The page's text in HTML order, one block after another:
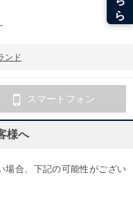
ンド
スマートフォン
様へ
場合、下記の可能性がござい